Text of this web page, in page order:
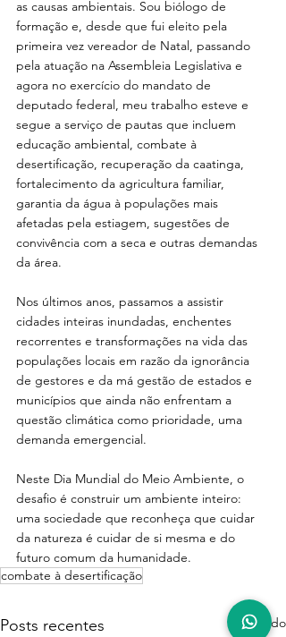
as causas ambientais. Sou biólogo de
formação e, desde que fui eleito pela
primeira vez vereador de Natal, passando
pela atuação na Assembleia Legislativa e
agora no exercício do mandato de
deputado federal, meu trabalho esteve e
segue a serviço de pautas que incluem
educação ambiental, combate à
desertificação, recuperação da caatinga,
fortalecimento da agricultura familiar,
garantia da água à populações mais
afetadas pela estiagem, sugestões de
convivência com a seca e outras demandas
da área.
Nos últimos anos, passamos a assistir
cidades inteiras inundadas, enchentes
recorrentes e transformações na vida das
populações locais em razão da ignorância
de gestores e da má gestão de estados e
municípios que ainda não enfrentam a
questão climática como prioridade, uma
demanda emergencial.
Neste Dia Mundial do Meio Ambiente, o
desafio é construir um ambiente inteiro:
uma sociedade que reconheça que cuidar
da natureza é cuidar de si mesma e do
futuro comum da humanidade.
combate à desertificação
Posts recentes Ver tudo